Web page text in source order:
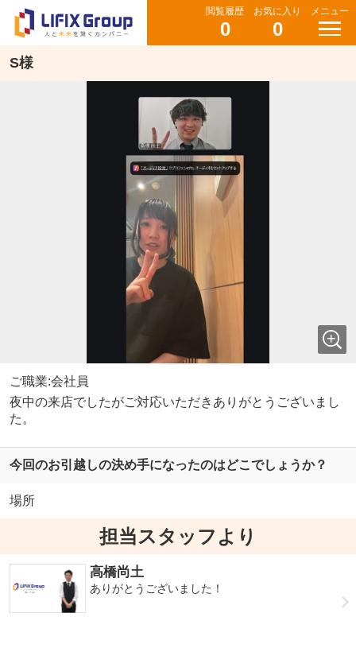
閲覧履歴
0
お気に入り
0
メニュー
S様
ご職業:会社員
夜中の来店でしたがご対応いただきありがとうございまし
た。
今回のお引越しの決め手になったのはどこでしょうか？
場所
担当スタッフより
高橋尚土
ありがとうございました！